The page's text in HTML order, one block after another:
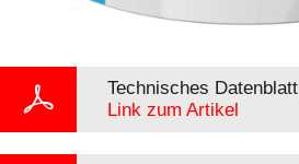
Technisches Datenblatt
Link zum Artikel